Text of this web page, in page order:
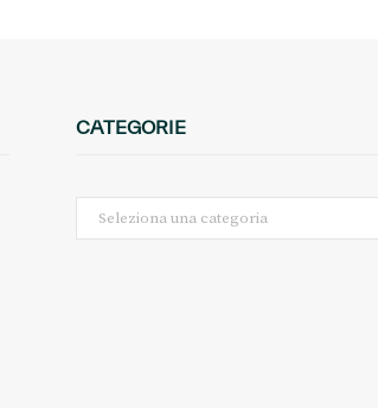
CATEGORIE
Categorie